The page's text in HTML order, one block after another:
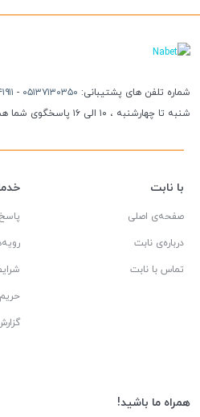
شماره تلفن های پشتیبانی: ۰۵۱۳۷۱۳۰۳۵۰ -
شنبه تا چهارشنبه ، ۱۰ الی ۱۶ پاسخگوی شما هستیم
با نابت
صفحه‌ی اصلی
درباره‌ی نابت
تماس با نابت
همراه ما باشید!